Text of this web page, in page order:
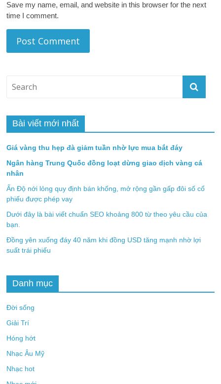
Save my name, email, and website in this browser for the next
time I comment.
Bài viết mới nhất
Giá vàng thu hẹp đà giảm tuần nhờ lực mua bắt đáy
Ngân hàng Trung Quốc đồng loạt dừng giao dịch vàng cá
nhân
Ấn Độ nới lỏng quy định bán khống, mở rộng gần gấp đôi số cổ
phiếu được phép vay
Dưới đây là bài viết chuẩn SEO khoảng 800 từ theo yêu cầu của
bạn.
Đồng yên xuống đáy 40 năm khi đồng USD tăng mạnh nhờ lợi
suất trái phiếu
Danh mục
Đời sống
Giải Trí
Hóng hớt
Nhạc Âu Mỹ
Nhạc hot